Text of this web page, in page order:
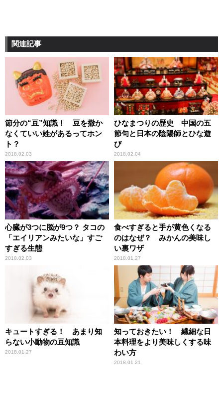
関連記事
節分の“豆”知識！ 豆を撒か
なくていい姓があるってホン
ト？
2018.02.03
ひなまつりの歴史 中国の五
節句と日本の陰陽師とひな遊
び
2018.02.04
心臓が3つに脳が9つ？ タコの
「エイリアンみたいな」すご
すぎる生態
2018.02.03
食べすぎると手が黄色くなる
のはなぜ？ みかんの美味し
い裏ワザ
2018.01.27
キュートすぎる！ あまり知
らない小動物の豆知識
2018.01.27
知っておきたい！ 繊細な日
本料理をより美味しくする味
わい方
2018.01.21